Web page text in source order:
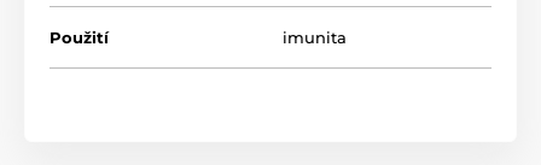
Použití imunita